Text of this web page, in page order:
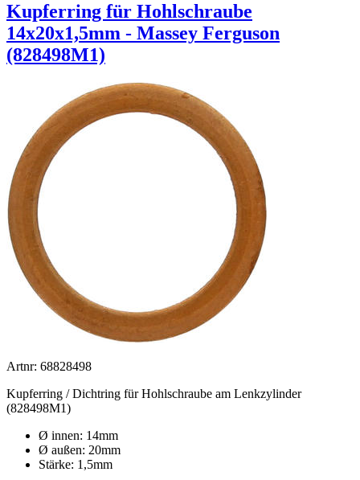
Kupferring für Hohlschraube
14x20x1,5mm - Massey Ferguson
(828498M1)
Artnr: 68828498
Kupferring / Dichtring für Hohlschraube am Lenkzylinder
(828498M1)
Ø innen: 14mm
Ø außen: 20mm
Stärke: 1,5mm